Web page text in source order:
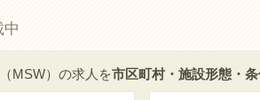
中
MSW）の求人を市区町村・施設形態・